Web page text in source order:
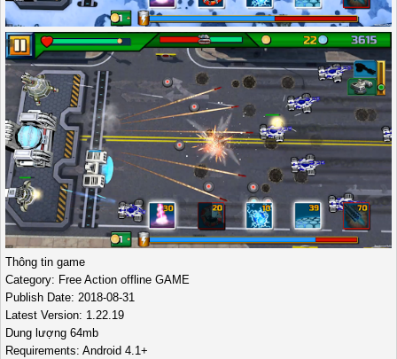
Thông tin game
Category: Free Action offline GAME
Publish Date: 2018-08-31
Latest Version: 1.22.19
Dung lượng 64mb
Requirements: Android 4.1+